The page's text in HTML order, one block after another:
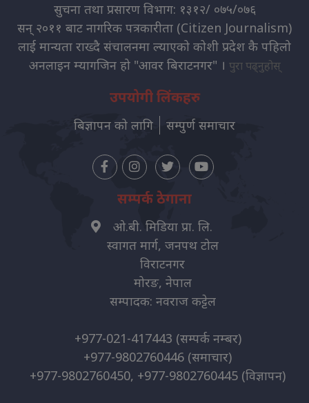
सुचना तथा प्रसारण विभाग: १३१२/ ०७५/०७६
सन् २०११ बाट नागरिक पत्रकारीता (Citizen Journalism)
लाई मान्यता राख्दै संचालनमा ल्याएको कोशी प्रदेश कै पहिलो
अनलाइन म्यागजिन हो "आवर बिराटनगर" । पुरा पढ्नुहोस्
उपयोगी लिंकहरु
बिज्ञापन को लागि सम्पुर्ण समाचार
सम्पर्क ठेगाना
ओ.बी. मिडिया प्रा. लि.
स्वागत मार्ग, जनपथ टोल
विराटनगर
मोरङ, नेपाल
सम्पादक: नवराज कट्टेल
+977-021-417443 (सम्पर्क नम्बर)
+977-9802760446 (समाचार)
+977-9802760450, +977-9802760445 (विज्ञापन)